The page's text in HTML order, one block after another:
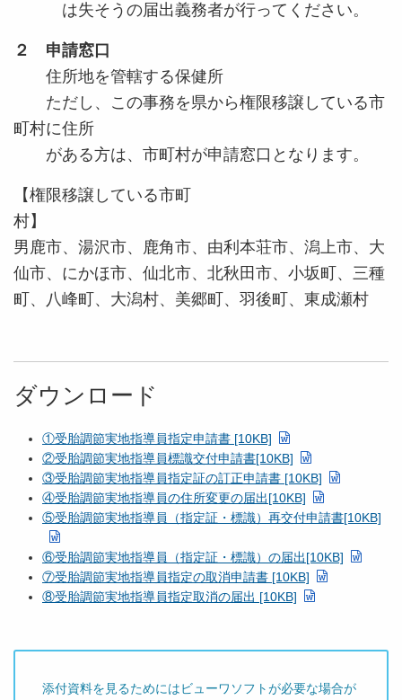
は失そうの届出義務者が行ってください。
２
申請窓口
住所地を管轄する保健所
ただし、この事務を県から権限移譲している市
町村に住所
がある方は、市町村が申請窓口となります。
【権限移譲している市町
村
男鹿市、湯沢市、 鹿角市、由利本荘市、潟上市、大
仙市、にかほ市、仙北市、北秋田市、小坂町、三種
町、八峰町、大潟村、美郷町、羽後町、東成瀬村
ダウンロード
①受胎調節実地指導員指定申請書 [10KB]
②受胎調節実地指導員標識交付申請書[10KB]
③受胎調節実地指導員指定証の訂正申請書 [10KB]
④受胎調節実地指導員の住所変更の届出[10KB]
⑤受胎調節実地指導員（指定証・標識）再交付申請書[10KB]
⑥受胎調節実地指導員（指定証・標識）の届出[10KB]
⑦受胎調節実地指導員指定の取消申請書 [10KB]
⑧受胎調節実地指導員指定取消の届出 [10KB]
添付資料を見るためにはビューワソフトが必要な場合が